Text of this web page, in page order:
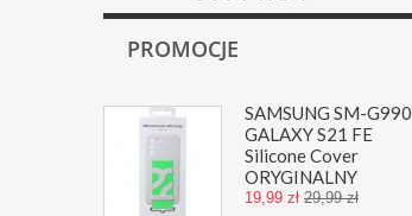
PROMOCJE
SAMSUNG SM-G990
GALAXY S21 FE
Silicone Cover
ORYGINALNY
19,99 zł 29,99 zł